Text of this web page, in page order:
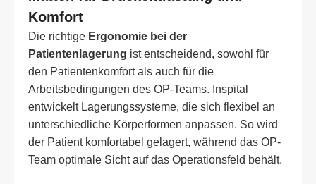
Komfort
Die richtige Ergonomie bei der
Patientenlagerung ist entscheidend, sowohl für
den Patientenkomfort als auch für die
Arbeitsbedingungen des OP-Teams. Inspital
entwickelt Lagerungssysteme, die sich flexibel an
unterschiedliche Körperformen anpassen. So wird
der Patient komfortabel gelagert, während das OP-
Team optimale Sicht auf das Operationsfeld behält.